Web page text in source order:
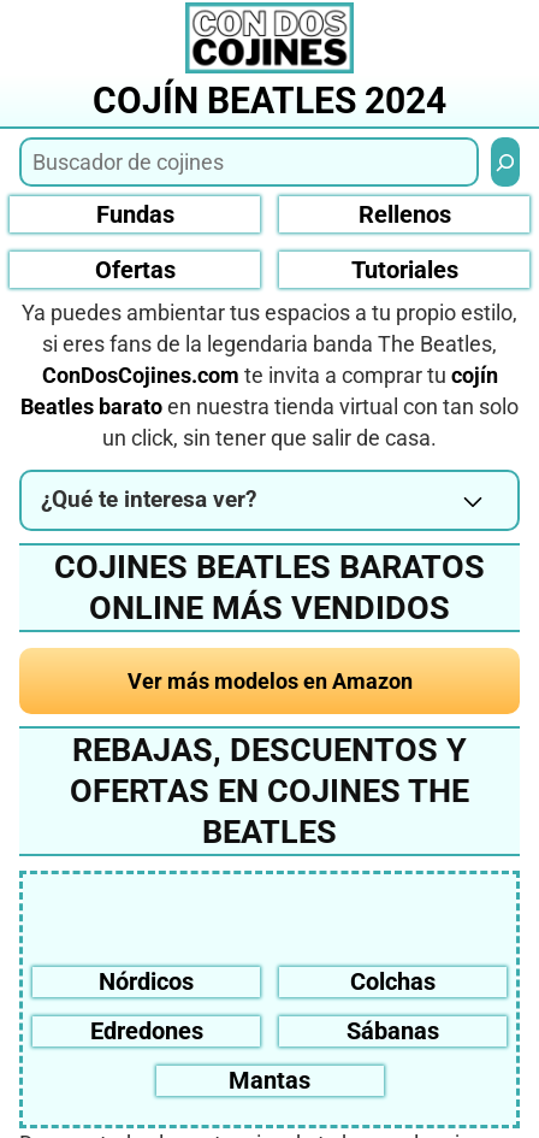
COJÍN BEATLES 2024
Fundas
Rellenos
Ofertas
Tutoriales
Ya puedes ambientar tus espacios a tu propio estilo,
si eres fans de la legendaria banda The Beatles,
ConDosCojines.com te invita a comprar tu cojín
Beatles barato en nuestra tienda virtual con tan solo
un click, sin tener que salir de casa.
¿Qué te interesa ver?
COJINES BEATLES BARATOS
ONLINE MÁS VENDIDOS
Ver más modelos en Amazon
REBAJAS, DESCUENTOS Y
OFERTAS EN COJINES THE
BEATLES
Nórdicos
Colchas
Edredones
Sábanas
Mantas